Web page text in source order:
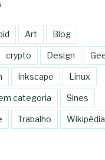
Art Blog
crypto Design
Inkscape Linux
categoria Sines
Trabalho Wikipédia